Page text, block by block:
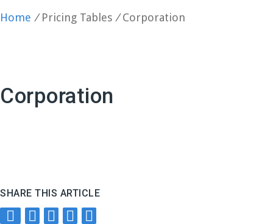
Home /Pricing Tables / Corporation
Corporation
SHARE THIS ARTICLE